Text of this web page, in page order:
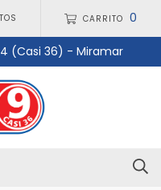
CARRITO 0
(Casi 36) - Miramar